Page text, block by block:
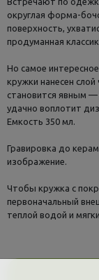
округлая форма-
поверхность,
продуманная
Но самое
кружки нанесен слой
становится явным —
удачно воплотит
Емкость 350 мл.
Гравировка до
изображение.
Чтобы кружка с
первоначальный
теплой водой и